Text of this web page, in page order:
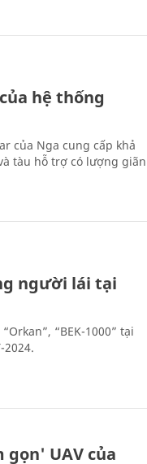
hệ thống
của Nga cung cấp khả
tàu hỗ trợ có lượng giãn
người lái tại
“BEK-1000” tại
2024.
UAV của